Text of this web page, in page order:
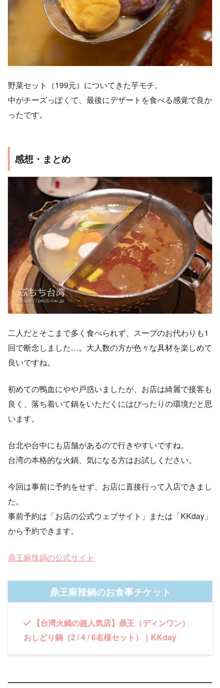
野菜セット（199元）についてきた芋モチ。
中がチーズっぽくて、最後にデザートを食べる感覚で良か
ったです。
感想・まとめ
二人だとそこまで多く食べられず、スープのお代わりも1
回で断念しました…。大人数の方が色々な具材を楽しめて
良いですね。
初めての鴨血にやや戸惑いましたが、お店は綺麗で接客も
良く、落ち着いて鍋をいただくにはぴったりの環境だと思
います。
台北や台中にも店舗があるので行きやすいですね。
台湾の本格的な火鍋、気になる方はお試しください。
今回は事前に予約をせず、お店に直接行って入店できまし
た。
事前予約は「お店の公式ウェブサイト」または「KKday」
から予約できます。
鼎王麻辣鍋の公式サイト
鼎王麻辣鍋のお食事チケット
【台湾火鍋の超人気店】鼎王（ディンワン）
おしどり鍋（2 / 4 / 6名様セット）｜KKday